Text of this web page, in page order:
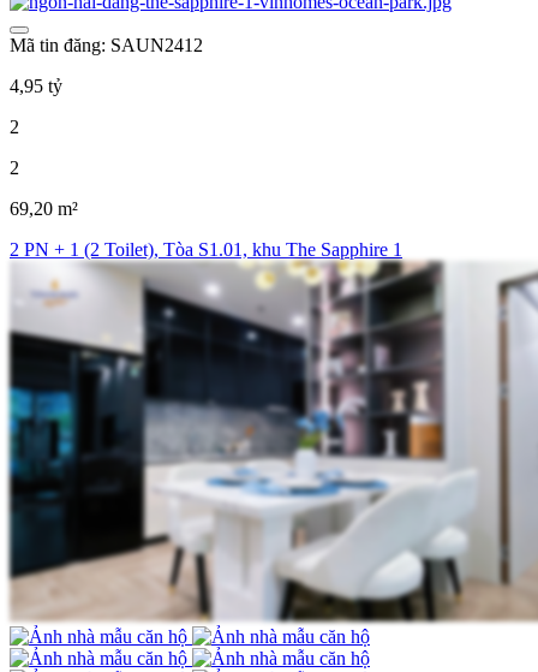
Mã tin đăng: SAUN2412
4,95 tỷ
2
2
69,20 m²
2 PN + 1 (2 Toilet), Tòa S1.01, khu The Sapphire 1